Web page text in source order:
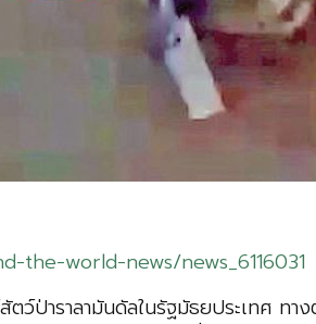
the-world-news/news_6116031
ป่าราลามันดัลในรัฐมัธยประเทศ ทา